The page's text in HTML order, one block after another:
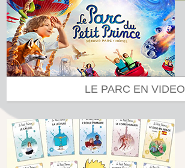
LE PARC EN VIDEO